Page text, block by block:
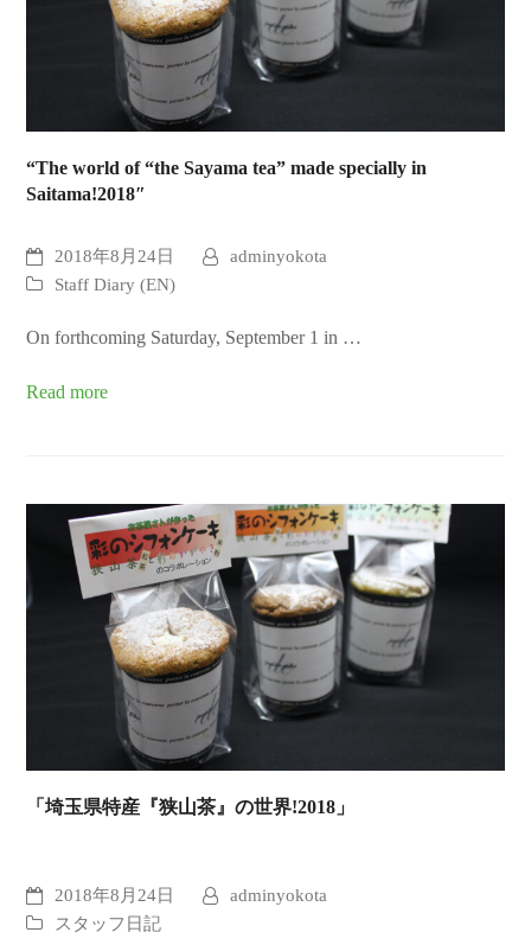
“The world of “the Sayama tea” made specially in
Saitama!2018″
2018年8月24日
adminyokota
Staff Diary (EN)
On forthcoming Saturday, September 1 in …
Read more
「埼玉県特産『狭山茶』の世界!2018」
2018年8月24日
adminyokota
スタッフ日記